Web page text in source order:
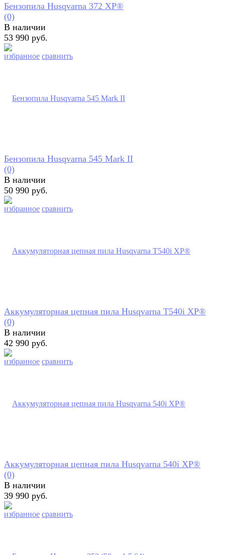
избранное сравнить
Бензопила Husqvarna 372 XP®
(0)
В наличии
53 990 руб.
избранное сравнить
Бензопила Husqvarna 545 Mark II
(0)
В наличии
50 990 руб.
избранное сравнить
Аккумуляторная цепная пила Husqvarna T540i XP®
(0)
В наличии
42 990 руб.
избранное сравнить
Аккумуляторная цепная пила Husqvarna 540i XP®
(0)
В наличии
39 990 руб.